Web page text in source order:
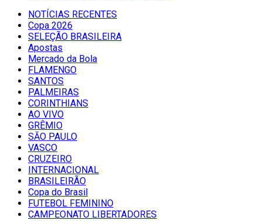
NOTÍCIAS RECENTES
Copa 2026
SELEÇÃO BRASILEIRA
Apostas
Mercado da Bola
FLAMENGO
SANTOS
PALMEIRAS
CORINTHIANS
AO VIVO
GRÊMIO
SĀO PAULO
VASCO
CRUZEIRO
INTERNACIONAL
BRASILEIRÃO
Copa do Brasil
FUTEBOL FEMININO
CAMPEONATO LIBERTADORES